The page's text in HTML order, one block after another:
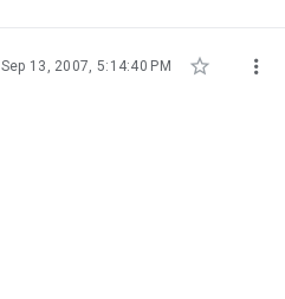
Sep 13, 2007, 5:14:40 PM  